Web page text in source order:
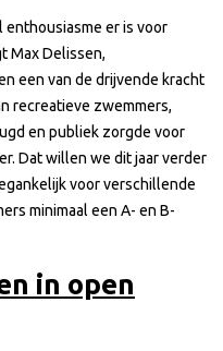
enthousiasme er is voor
Max Delissen,
een van de drijvende kracht
recreatieve zwemmers,
en publiek zorgde voor
Dat willen we dit jaar verder
voor verschillende
minimaal een A- en B-
in open